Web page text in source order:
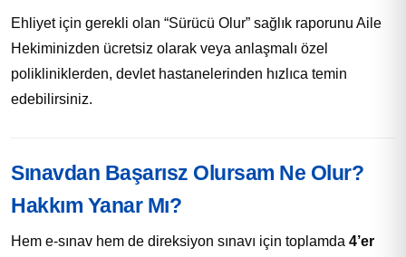
Ehliyet için gerekli olan “Sürücü Olur” sağlık raporunu Aile
Hekiminizden ücretsiz olarak veya anlaşmalı özel
polikliniklerden, devlet hastanelerinden hızlıca temin
edebilirsiniz.
Sınavdan Başarısz Olursam Ne Olur?
Hakkım Yanar Mı?
Hem e-sınav hem de direksiyon sınavı için toplamda 4’er